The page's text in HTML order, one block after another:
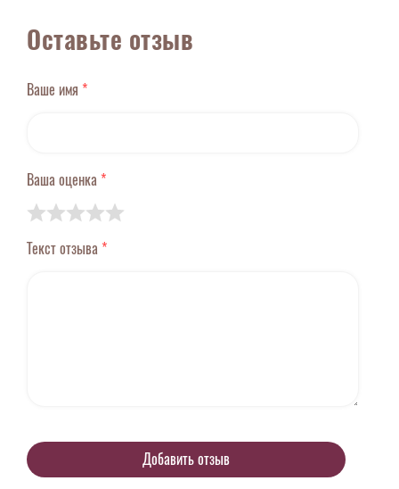
Оставьте отзыв
Ваше имя *
Ваша оценка *
Текст отзыва *